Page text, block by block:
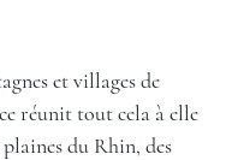
et villages de
réunit tout cela à elle
plaines du Rhin, des